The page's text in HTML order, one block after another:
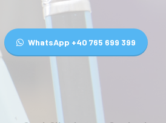
WhatsApp +40 765 699 399